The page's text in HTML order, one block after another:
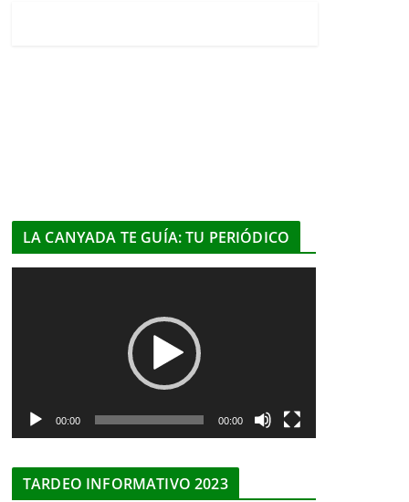
LA CANYADA TE GUÍA: TU PERIÓDICO
c
00:00 00:00
TARDEO INFORMATIVO 2023